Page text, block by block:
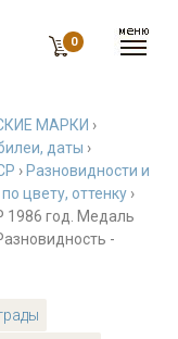
0
МАРКИ ›
даты ›
› Разновидности и
цвету, оттенку ›
1986 год. Медаль
-